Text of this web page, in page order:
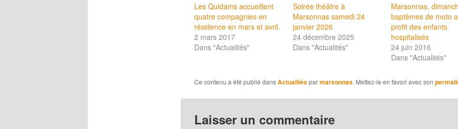
Les Quidams accueillent
quatre compagnies en
résidence en mars et avril.
2 mars 2017
Dans "Actualités"
Soirée théâtre à
Marsonnas samedi 24
janvier 2026
24 décembre 2025
Dans "Actualités"
Marsonnas,
baptêmes de moto
profit des enfants
hospitalisés
24 juin 2016
Dans "Actualités"
Ce contenu a été publié dansActualitésparmarsonnas. Mettez-le en favori avec son
Laisser un commentaire